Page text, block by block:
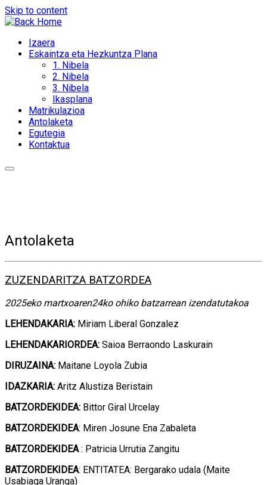
Skip to content
Izaera
Eskaintza eta Hezkuntza Plana
1. Nibela
2. Nibela
3. Nibela
Ikasplana
Matrikulazioa
Antolaketa
Egutegia
Kontaktua
Antolaketa
ZUZENDARITZA BATZORDEA
2025eko martxoaren24ko ohiko batzarrean izendatutakoa
LEHENDAKARIA: Miriam Liberal Gonzalez
LEHENDAKARIORDEA: Saioa Berraondo Laskurain
DIRUZAINA: Maitane Loyola Zubia
IDAZKARIA: Aritz Alustiza Beristain
BATZORDEKIDEA: Bittor Giral Urcelay
BATZORDEKIDEA: Miren Josune Ena Zabaleta
BATZORDEKIDEA: Patricia Urrutia Zangitu
BATZORDEKIDEA: ENTITATEA: Bergarako udala (Maite
Usabiaga Uranga)